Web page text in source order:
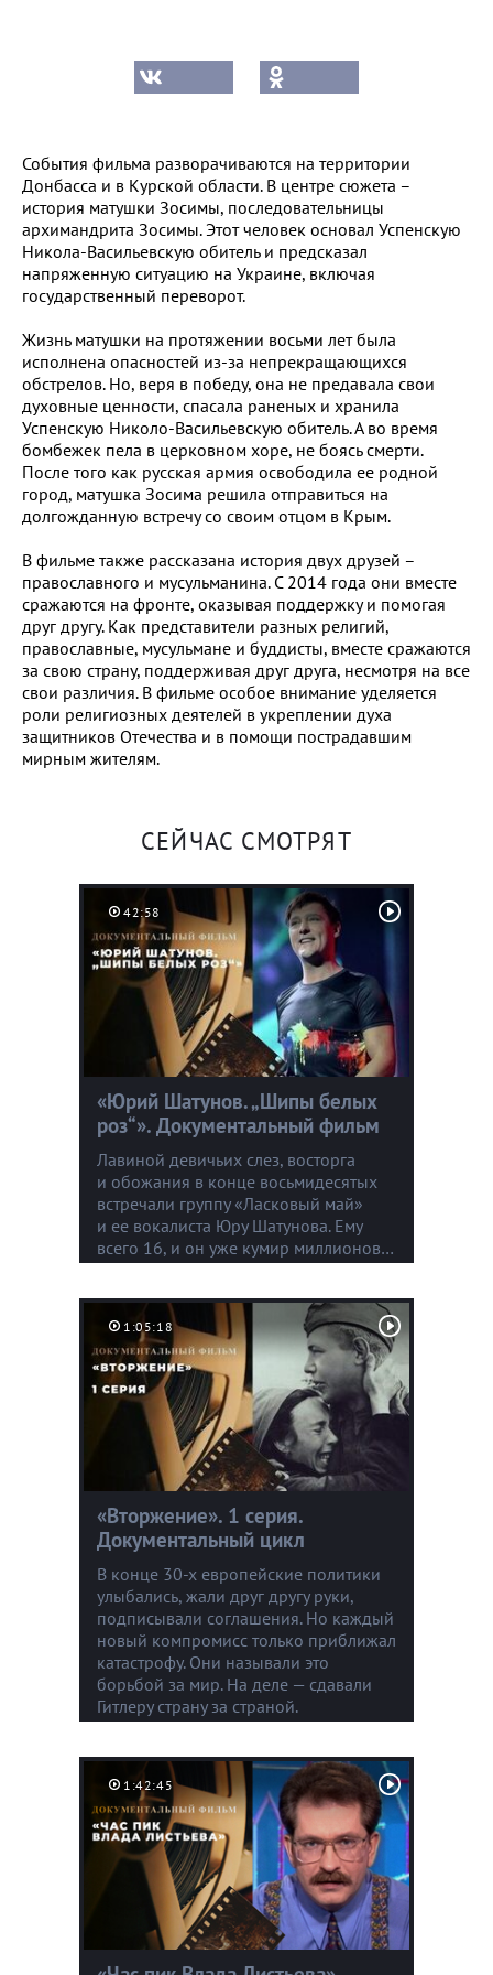
События фильма разворачиваются на территории
Донбасса и в Курской области. В центре сюжета –
история матушки Зосимы, последовательницы
архимандрита Зосимы. Этот человек основал Успенскую
Никола-Васильевскую обитель и предсказал
напряженную ситуацию на Украине, включая
государственный переворот.
Жизнь матушки на протяжении восьми лет была
исполнена опасностей из-за непрекращающихся
обстрелов. Но, веря в победу, она не предавала свои
духовные ценности, спасала раненых и хранила
Успенскую Николо-Васильевскую обитель. А во время
бомбежек пела в церковном хоре, не боясь смерти.
После того как русская армия освободила ее родной
город, матушка Зосима решила отправиться на
долгожданную встречу со своим отцом в Крым.
В фильме также рассказана история двух друзей –
православного и мусульманина. С 2014 года они вместе
сражаются на фронте, оказывая поддержку и помогая
друг другу. Как представители разных религий,
православные, мусульмане и буддисты, вместе сражаются
за свою страну, поддерживая друг друга, несмотря на все
свои различия. В фильме особое внимание уделяется
роли религиозных деятелей в укреплении духа
защитников Отечества и в помощи пострадавшим
мирным жителям.
СЕЙЧАС СМОТРЯТ
42:58
«Юрий Шатунов. „Шипы белых
роз“». Документальный фильм
Лавиной девичьих слез, восторга
и обожания в конце восьмидесятых
встречали группу «Ласковый май»
и ее вокалиста Юру Шатунова. Ему
всего 16, и он уже кумир миллионов…
1:05:18
«Вторжение». 1 серия.
Документальный цикл
В конце 30-х европейские политики
улыбались, жали друг другу руки,
подписывали соглашения. Но каждый
новый компромисс только приближал
катастрофу. Они называли это
борьбой за мир. На деле — сдавали
Гитлеру страну за страной.
1:42:45